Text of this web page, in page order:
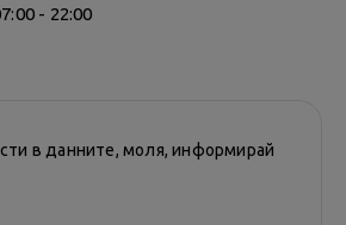
- 22:00
в данните, моля, информирай